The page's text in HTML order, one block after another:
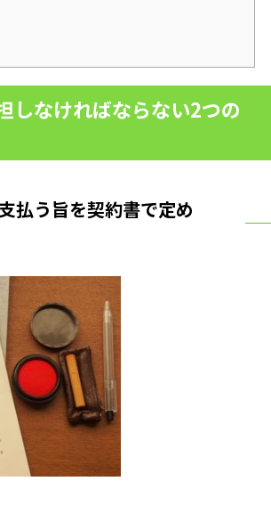
しなければならない2つの
払う旨を契約書で定め